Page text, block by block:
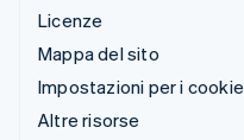
Licenze
Mappa del sito
Impostazioni per i cookie
Altre risorse